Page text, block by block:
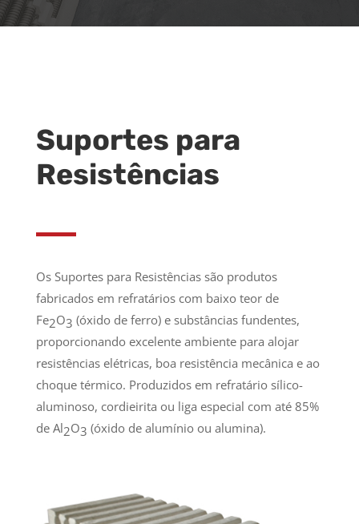
Suportes para
Resistências
Os Suportes para Resistências são produtos
fabricados em refratários com baixo teor de
Fe2O3 (óxido de ferro) e substâncias fundentes,
proporcionando excelente ambiente para alojar
resistências elétricas, boa resistência mecânica e ao
choque térmico. Produzidos em refratário sílico-
aluminoso, cordieirita ou liga especial com até 85%
de Al2O3 (óxido de alumínio ou alumina).